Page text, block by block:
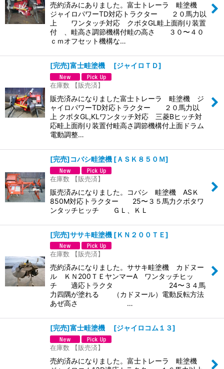
売約済みにありました。富士トレーラ 畦塗機
ジャイロパワーTD対応トラクター ２０馬力以
上 ワンタッチ対応 クボタGL畦上面削り装置
付 、畦高さ調節機構付畦の高さ ３０〜４０
ｃｍオフセット機構な…
[完売]富士畦塗機 [ジャイロＴＤ]
在庫数 【販売済】
販売済みになりました富士トレーラ 畦塗機 ジ
ャイロパワーTD対応トラクター ２０馬力以
上 クボタGL,KLワンタッチ対応 三菱Bヒッチ対
応畦上面削り装置付畦高さ調節機構付上面ドラム
電動調整…
[完売]コバシ畦塗機 [ＡＳＫ８５０Ｍ]
在庫数 【販売済】
販売済みになりました。コバシ 畦塗機 ASＫ
850M対応トラクター 25〜３５馬力クボタワ
ンタッチヒッチ ＧＬ、ＫＬ
[完売]ササキ畦塗機 [ＫＮ２００ＴＥ]
在庫数 【販売済】
売約済みになりました。ササキ畦塗機 カドヌー
ル ＫＮ200ＴＥヤンマーA ワンタッチヒッ
チ 適応トラクタ 24〜３４馬
力四隅が塗れる （カドヌール）電動反転方法
あぜ高さ …
[完売]富士畦塗機 [ジャイロコム１３]
在庫数 【販売済】
売約済みになりました。富士トレーラ 畦塗機